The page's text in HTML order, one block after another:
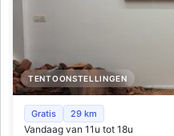
TENTOONSTELLINGEN
ArtContest Window -
Gratis 29 km
Vandaag van 11u tot 18u